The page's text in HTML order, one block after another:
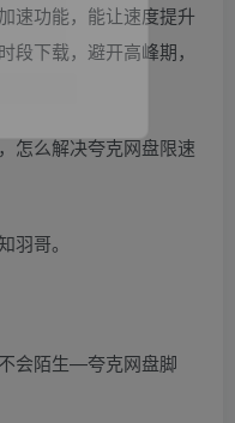
速功能，能让速度提升
段下载，避开高峰期，
怎么解决夸克网盘限速
羽哥。
会陌生—夸克网盘脚